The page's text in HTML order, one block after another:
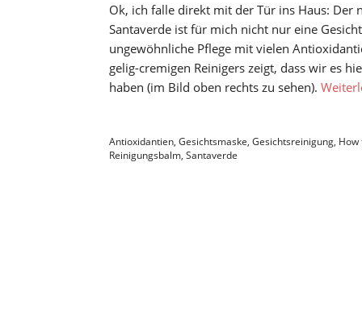
Ok, ich falle direkt mit der Tür ins Haus: Der
Santaverde ist für mich nicht nur eine
ungewöhnliche Pflege mit vielen
gelig-cremigen Reinigers zeigt, dass wir es
haben (im Bild oben rechts zu sehen).
Antioxidantien, Gesichtsmaske, Gesichtsreinigung, How
Reinigungsbalm, Santaverde